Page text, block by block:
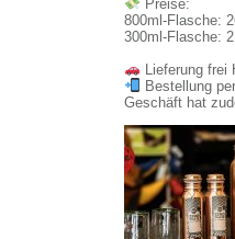
Preise:
800ml-Flasche:
300ml-Flasche:
Lieferung frei
Bestellung
Geschäft hat